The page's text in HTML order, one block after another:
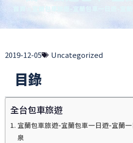
宜蘭包車旅遊-宜蘭包車一日遊-宜
2019-12-05 Uncategorized
目錄
全台包車旅遊
宜蘭包車旅遊-宜蘭包車一日遊-宜蘭
泉